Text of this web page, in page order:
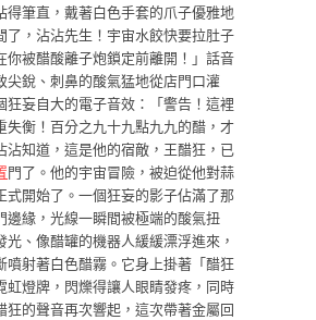
得筆直，戴著白色手套的爪子優雅地
了，沾沾先生！宇宙水餃快要拉肚子
你被醋酸離子炮鎖定前離開！」話音
尖銳、刺鼻的酸氣猛地從店門口灌
狂妄自大的電子音效：「警告！這裡
失衡！百分之九十九點九九的醋，才
沾知道，這是他的宿敵，王醋狂，已
門了。他的宇宙冒險，被迫從他對蒜
式開始了。一個狂妄的影子佔滿了那
邊緣，光線一瞬間被極端的酸氣扭
光、像醋罐的機器人緩緩漂浮進來，
噴射著白色醋霧。它身上掛著「醋狂
虹燈牌，閃爍得讓人眼睛發疼，同時
狂的聲音再次響起，這次帶著金屬回